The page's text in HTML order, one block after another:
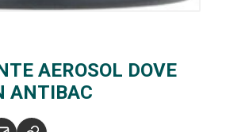
AEROSOL DOVE
ANTIBAC